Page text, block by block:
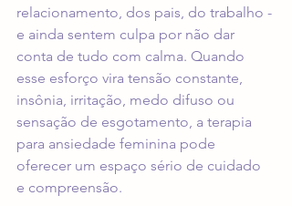
relacionamento, dos pais, do trabalho -
e ainda sentem culpa por não dar
conta de tudo com calma. Quando
esse esforço vira tensão constante,
insônia, irritação, medo difuso ou
sensação de esgotamento, a terapia
para ansiedade feminina pode
oferecer um espaço sério de cuidado
e compreensão.